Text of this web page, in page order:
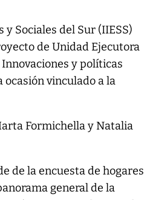
Sociales del Sur (IIESS)
de Unidad Ejecutora
y políticas
ocasión vinculado a la
Formichella y Natalia
de la encuesta de hogares
general de la